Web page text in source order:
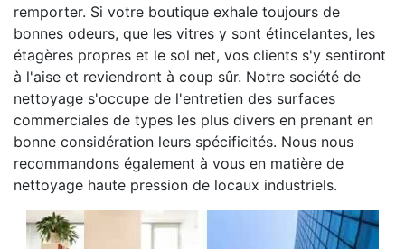
remporter. Si votre boutique exhale toujours de
bonnes odeurs, que les vitres y sont étincelantes, les
étagères propres et le sol net, vos clients s'y sentiront
à l'aise et reviendront à coup sûr. Notre société de
nettoyage s'occupe de l'entretien des surfaces
commerciales de types les plus divers en prenant en
bonne considération leurs spécificités. Nous nous
recommandons également à vous en matière de
nettoyage haute pression de locaux industriels.